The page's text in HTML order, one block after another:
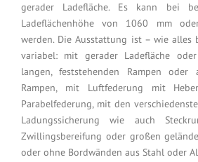
gerader Ladefläche. Es kann bei
Ladeflächenhöhe von 1060 mm
werden. Die Ausstattung ist – wie alles
variabel: mit gerader Ladefläche
langen, feststehenden Rampen oder
Rampen, mit Luftfederung mit
Parabelfederung, mit den
Ladungssicherung wie auch
Zwillingsbereifung oder großen
oder ohne Bordwänden aus Stahl oder